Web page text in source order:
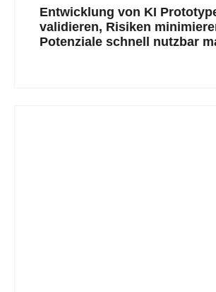
Entwicklung von KI
validieren, Risiken
Potenziale schnell nutzbar